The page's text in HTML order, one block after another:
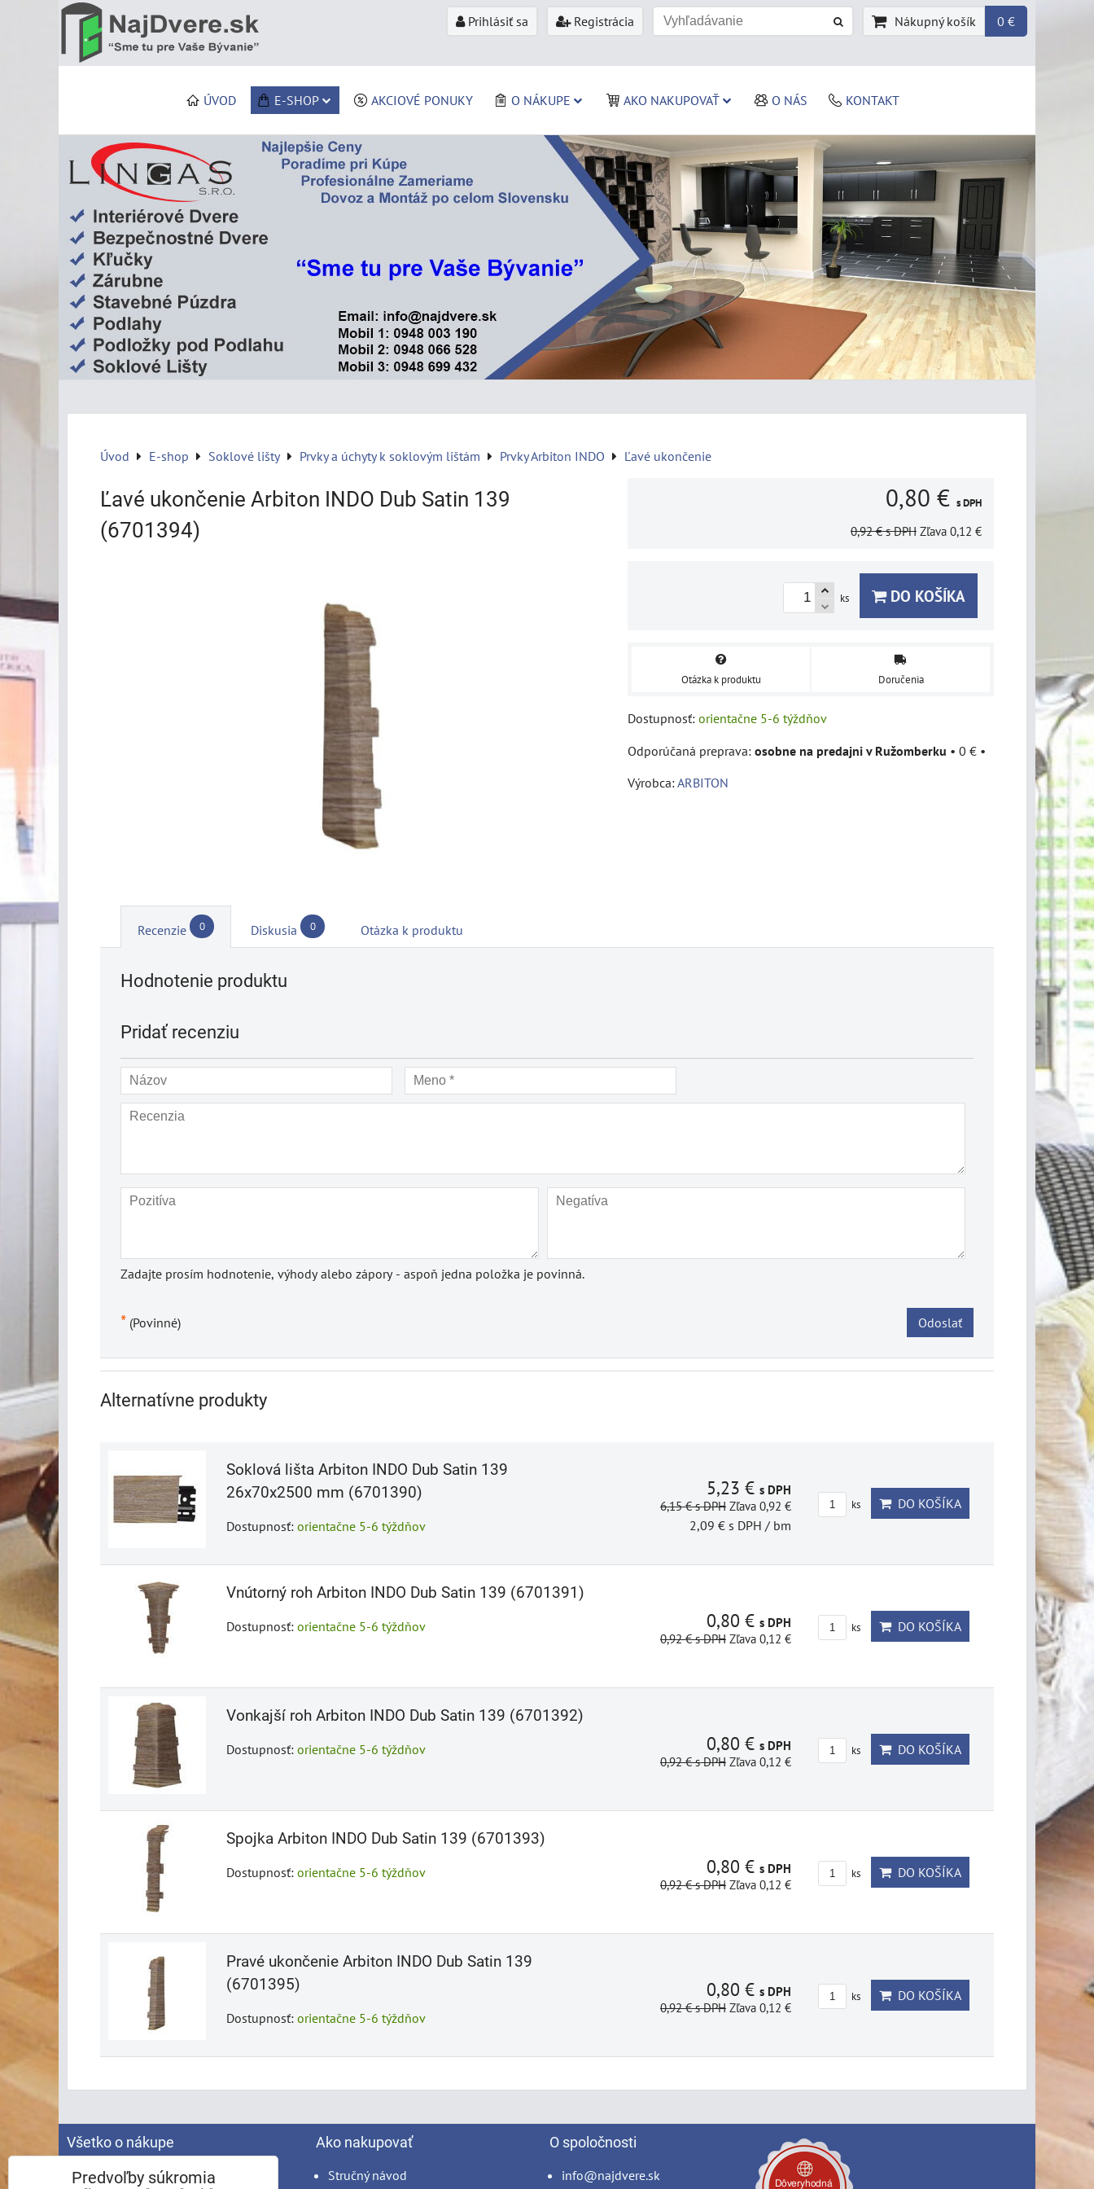
Prihlásiť sa Registrácia Nákupný košík 0 €
ÚVOD E-SHOP AKCIOVÉ PONUKY O NÁKUPE AKO NAKUPOVAŤ O NÁS KONTAKT
Úvod E-shop Soklové lišty Prvky a úchyty k soklovým lištám Prvky Arbiton INDO Ľavé ukončenie
Ľavé ukončenie Arbiton INDO Dub Satin 139
(6701394)
0,80 € s DPH
0,92 € s DPH Zľava 0,12 €
ks DO KOŠÍKA
Otázka k produktu Doručenia
Dostupnosť: orientačne 5-6 týždňov
osobne na predajni v Ružomberku • 0 € •
Výrobca:ARBITON
Recenzie 0 Diskusia 0 Otázka k produktu
Hodnotenie produktu
Pridať recenziu
Zadajte prosím hodnotenie, výhody alebo zápory - aspoň jedna položka je povinná.
* (Povinné) Odoslať
Alternatívne produkty
Soklová lišta Arbiton INDO Dub Satin 139
26x70x2500 mm (6701390)
Dostupnosť: orientačne 5-6 týždňov
5,23 € s DPH
6,15 €s DPH Zľava 0,92 €
2,09 € s DPH / bm
ks DO KOŠÍKA
Vnútorný roh Arbiton INDO Dub Satin 139 (6701391)
Dostupnosť: orientačne 5-6 týždňov 0,80 € s DPH
0,92 €s DPH Zľava 0,12 €
ks DO KOŠÍKA
Vonkajší roh Arbiton INDO Dub Satin 139 (6701392)
Dostupnosť: orientačne 5-6 týždňov 0,80 € s DPH
0,92 €s DPH Zľava 0,12 €
ks DO KOŠÍKA
Spojka Arbiton INDO Dub Satin 139 (6701393)
Dostupnosť: orientačne 5-6 týždňov 0,80 € s DPH
0,92 €s DPH Zľava 0,12 €
ks DO KOŠÍKA
Pravé ukončenie Arbiton INDO Dub Satin 139
(6701395)
Dostupnosť: orientačne 5-6 týždňov
0,80 € s DPH
0,92 €s DPH Zľava 0,12 €
ks DO KOŠÍKA
Všetko o nákupe
Spracovanie osobných údajov
Ako nakupovať
Stručný návod
O spoločnosti
info@najdvere.sk
Predvoľby súkromia